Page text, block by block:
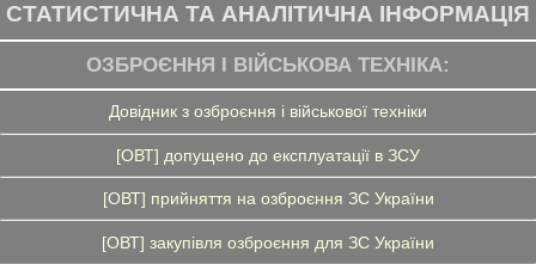
СТАТИСТИЧНА ТА АНАЛІТИЧНА ІНФОРМАЦІЯ
ОЗБРОЄННЯ І ВІЙСЬКОВА ТЕХНІКА:
Довідник з озброєння і військової техніки
[ОВТ] допущено до експлуатації в ЗСУ
[ОВТ] прийняття на озброєння ЗС України
[ОВТ] закупівля озброєння для ЗС України